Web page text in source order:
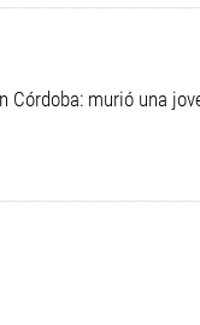
Córdoba: murió una